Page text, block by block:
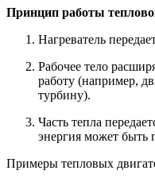
Принцип работы
Нагреватель
Рабочее тело
работу (например,
турбину).
Часть тепла
энергия может быть
Примеры тепловых